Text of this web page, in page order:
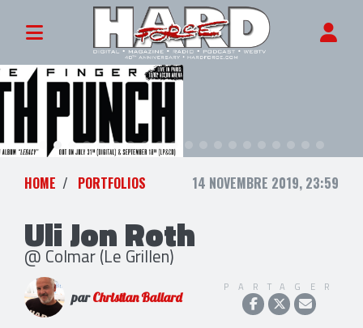
HOME PORTFOLIOS 14 NOVEMBRE 2019, 23:59
Uli Jon Roth
@ Colmar (Le Grillen)
parChristian Ballard
PARTAGER